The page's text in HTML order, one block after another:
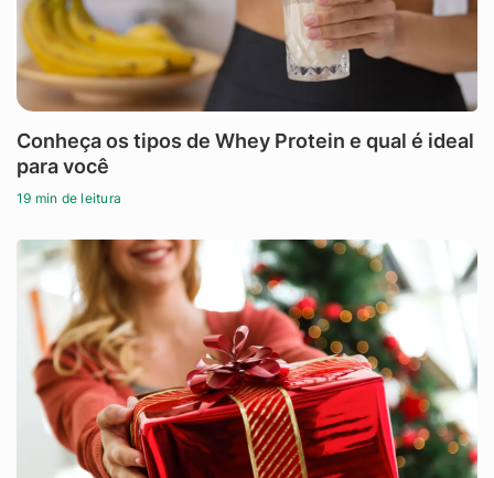
Conheça os tipos de Whey Protein e qual é ideal
para você
19 min de leitura